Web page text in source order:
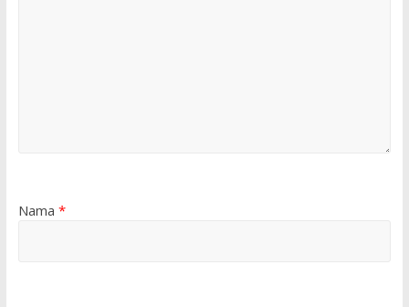
Nama *